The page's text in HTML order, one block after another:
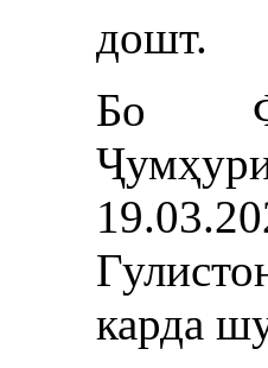
дошт.
Бо
карда